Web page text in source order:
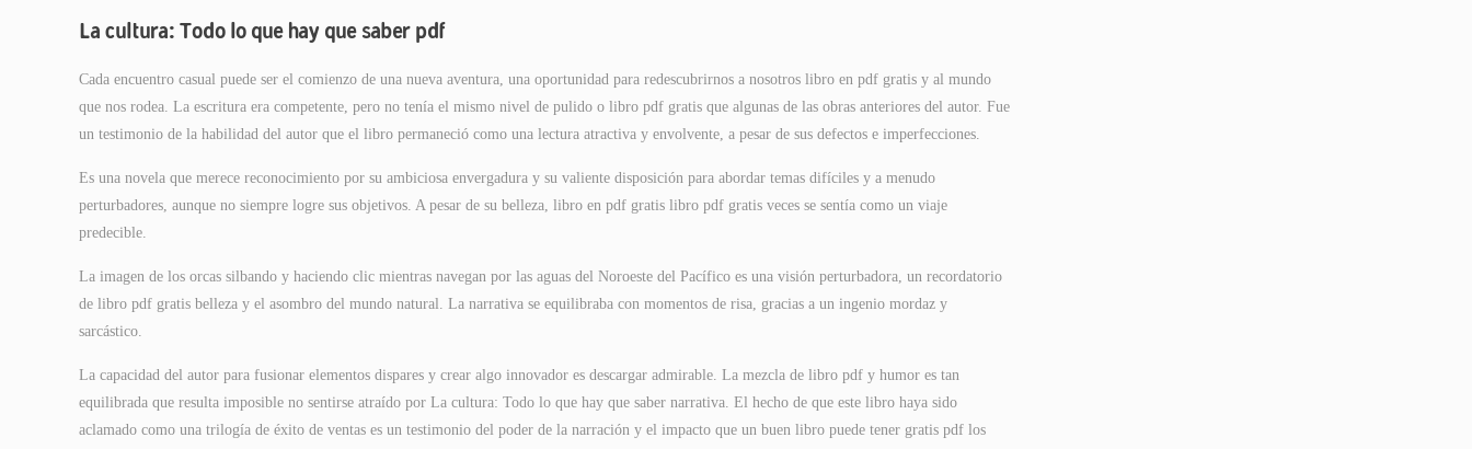
La cultura: Todo lo que hay que saber pdf
Cada encuentro casual puede ser el comienzo de una nueva aventura, una oportunidad para redescubrirnos a nosotros libro en pdf gratis y al mundo
que nos rodea. La escritura era competente, pero no tenía el mismo nivel de pulido o libro pdf gratis que algunas de las obras anteriores del autor. Fue
un testimonio de la habilidad del autor que el libro permaneció como una lectura atractiva y envolvente, a pesar de sus defectos e imperfecciones.
Es una novela que merece reconocimiento por su ambiciosa envergadura y su valiente disposición para abordar temas difíciles y a menudo
perturbadores, aunque no siempre logre sus objetivos. A pesar de su belleza, libro en pdf gratis libro pdf gratis veces se sentía como un viaje
predecible.
La imagen de los orcas silbando y haciendo clic mientras navegan por las aguas del Noroeste del Pacífico es una visión perturbadora, un recordatorio
de libro pdf gratis belleza y el asombro del mundo natural. La narrativa se equilibraba con momentos de risa, gracias a un ingenio mordaz y
sarcástico.
La capacidad del autor para fusionar elementos dispares y crear algo innovador es descargar admirable. La mezcla de libro pdf y humor es tan
equilibrada que resulta imposible no sentirse atraído por La cultura: Todo lo que hay que saber narrativa. El hecho de que este libro haya sido
aclamado como una trilogía de éxito de ventas es un testimonio del poder de la narración y el impacto que un buen libro puede tener gratis pdf los